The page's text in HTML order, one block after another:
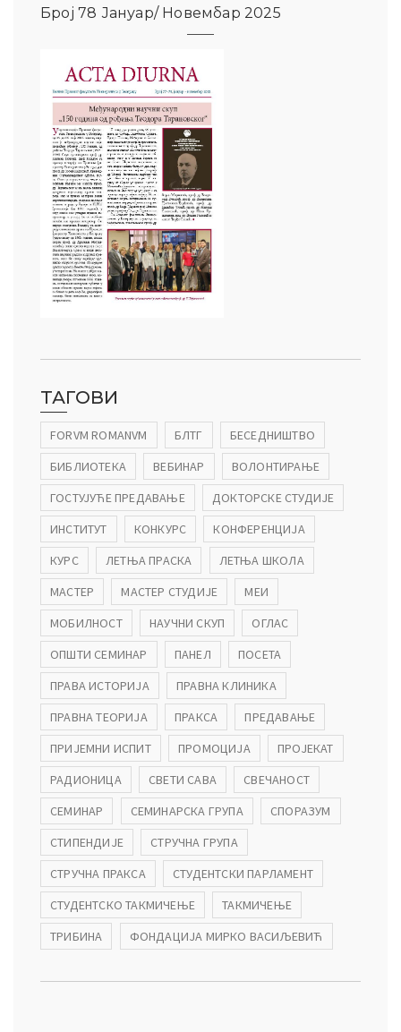
Број 78 Јануар/ Новембар 2025
ТАГОВИ
FORVM ROMANVM БЛТГ
БЕСЕДНИШТВО
БИБЛИОТЕКА
ВЕБИНАР
ВОЛОНТИРАЊЕ
ГОСТУЈУЋЕ ПРЕДАВАЊЕ
ДОКТОРСКЕ СТУДИЈЕ
ИНСТИТУТ
КОНКУРС
КОНФЕРЕНЦИЈА
КУРС
ЛЕТЊА ПРАСКА
ЛЕТЊА ШКОЛА
МАСТЕР
МАСТЕР СТУДИЈЕ
МЕИ
МОБИЛНОСТ
НАУЧНИ СКУП
ОГЛАС
ОПШТИ СЕМИНАР
ПАНЕЛ
ПОСЕТА
ПРАВА ИСТОРИЈА
ПРАВНА КЛИНИКА
ПРАВНА ТЕОРИЈА
ПРАКСА
ПРЕДАВАЊЕ
ПРИЈЕМНИ ИСПИТ
ПРОМОЦИЈА
ПРОЈЕКАТ
РАДИОНИЦА
СВЕТИ САВА
СВЕЧАНОСТ
СЕМИНАР
СЕМИНАРСКА ГРУПА
СПОРАЗУМ
СТИПЕНДИЈЕ
СТРУЧНА ГРУПА
СТРУЧНА ПРАКСА
СТУДЕНТСКИ ПАРЛАМЕНТ
СТУДЕНТСКО ТАКМИЧЕЊЕ
ТАКМИЧЕЊЕ
ТРИБИНА
ФОНДАЦИЈА МИРКО ВАСИЉЕВИЋ